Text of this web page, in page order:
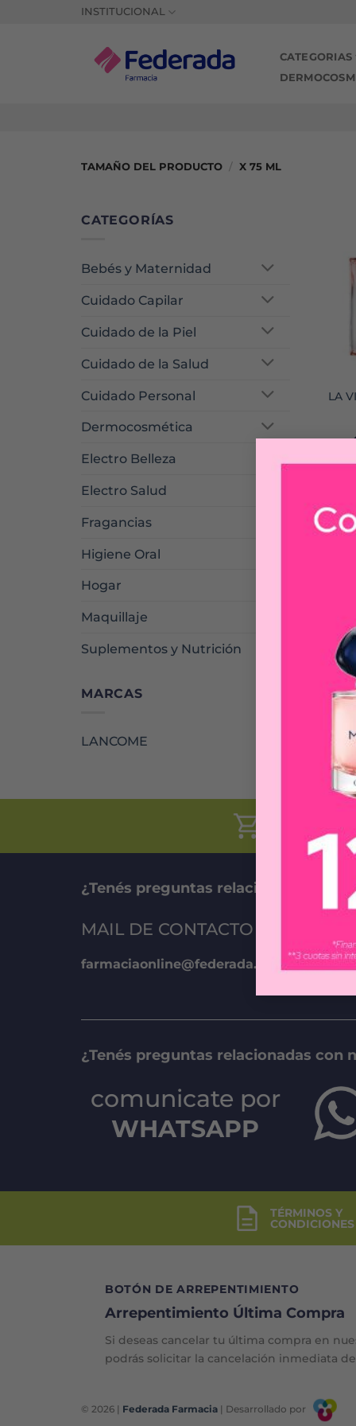
INSTITUCIONAL
CATEGORIAS
TAMAÑO DEL PRODUCTO / X 75 ML
CATEGORÍAS
Bebés y Maternidad
Cuidado Capilar
Cuidado de la Piel
Cuidado de la Salud
Cuidado Personal
Dermocosmética
Electro Belleza
Electro Salud
Fragancias
Higiene Oral
Hogar
Maquillaje
Suplementos y Nutrición
MARCAS
LANCOME
LA
¿Tenés preguntas relacionadas con
MAIL DE CONTACTO
farmaciaonline@federada.com
¿Tenés preguntas relacionadas con
comunicate por
WHATSAPP
TÉRMINOS Y
CONDICIONES
BOTÓN DE ARREPENTIMIENTO
Arrepentimiento Última Compra
Si deseas cancelar tu última compra en
podrás solicitar la cancelación inmediata
© 2026 | Federada Farmacia | Desarrollado por